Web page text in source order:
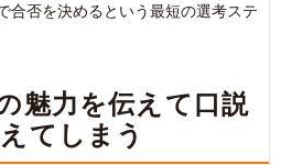
合否を決めるという最短の選考ステ
魅力を伝えて口説
てしまう